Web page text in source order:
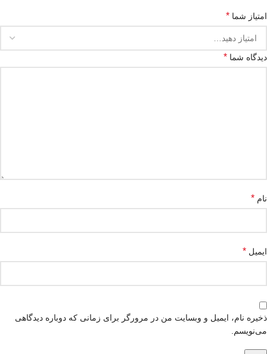
امتیاز شما *
دیدگاه شما *
نام *
ایمیل *
ذخیره نام، ایمیل و وبسایت من در مرورگر برای زمانی که دوباره دیدگاهی
می‌نویسم.